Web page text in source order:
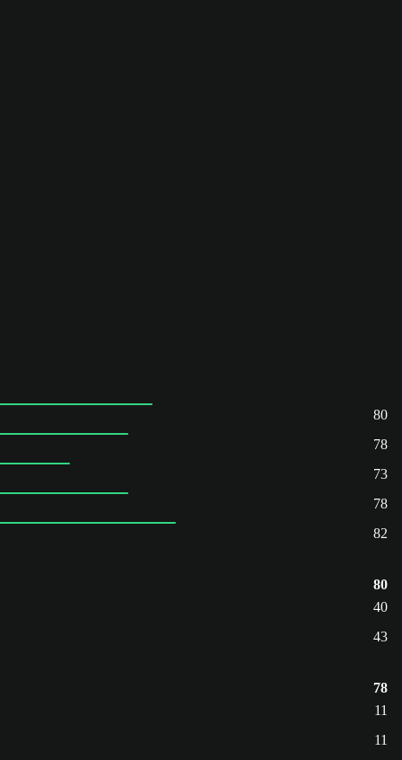
80
78
73
78
82
80
40
43
78
11
11